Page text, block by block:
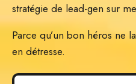
stratégie de lead-gen sur
Parce qu’un bon héros ne
en détresse.